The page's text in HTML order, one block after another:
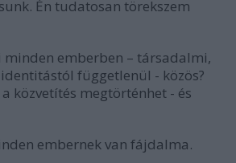
Én tudatosan törekszem
minden emberben – társadalmi,
függetlenül - közös?
közvetítés megtörténhet - és
embernek van fájdalma.